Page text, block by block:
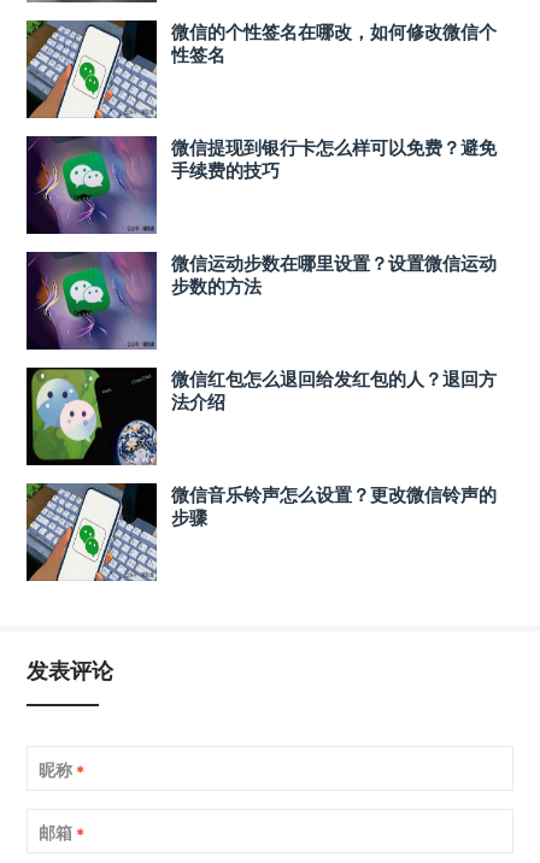
微信的个性签名在哪改，如何修改微信个
性签名
微信提现到银行卡怎么样可以免费？避免
手续费的技巧
微信运动步数在哪里设置？设置微信运动
步数的方法
微信红包怎么退回给发红包的人？退回方
法介绍
微信音乐铃声怎么设置？更改微信铃声的
步骤
发表评论
昵称 *
邮箱 *